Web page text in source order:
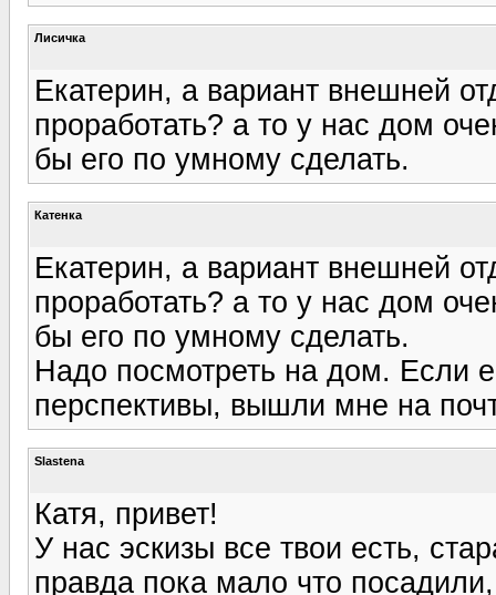
Лисичка
Екатерин, а вариант внешней
проработать? а то у нас дом
бы его по умному сделать.
Катенка
Екатерин, а вариант внешней
проработать? а то у нас дом
бы его по умному сделать.
Надо посмотреть на дом. Если
перспективы, вышли мне на
Slastena
Катя, привет!
У нас эскизы все твои есть,
правда пока мало что